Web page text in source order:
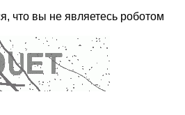
что вы не являетесь роботом